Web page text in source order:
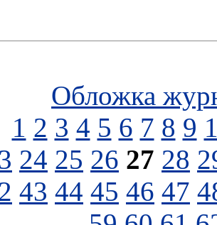
Обложка
1 2 3 4 5 6 7 8 9
24 25 26 27 28
43 44 45 46 47